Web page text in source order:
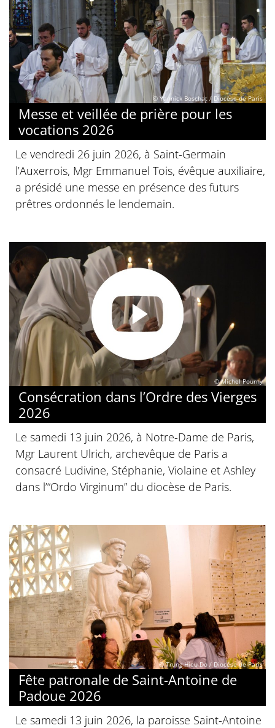
© Yannick Boschat / Diocèse de Paris
Messe et veillée de prière pour les
vocations 2026
Le vendredi 26 juin 2026, à Saint-Germain
l’Auxerrois, Mgr Emmanuel Tois, évêque auxiliaire,
a présidé une messe en présence des futurs
prêtres ordonnés le lendemain.
© Michel Pourny
Consécration dans l’Ordre des Vierges
2026
Le samedi 13 juin 2026, à Notre-Dame de Paris,
Mgr Laurent Ulrich, archevêque de Paris a
consacré Ludivine, Stéphanie, Violaine et Ashley
dans l’“Ordo Virginum” du diocèse de Paris.
© Trung Hieu Do / Diocèse de Paris
Fête patronale de Saint-Antoine de
Padoue 2026
Le samedi 13 juin 2026, la paroisse Saint-Antoine